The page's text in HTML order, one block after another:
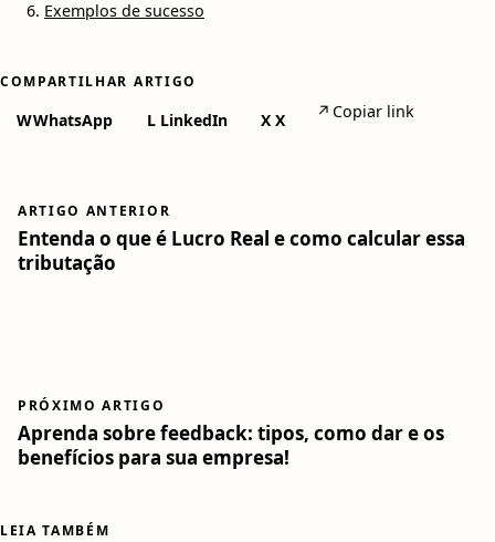
Exemplos de sucesso
COMPARTILHAR ARTIGO
WWhatsApp L LinkedIn X X ↗ Copiar link
ARTIGO ANTERIOR
Entenda o que é Lucro Real e como calcular essa
tributação
PRÓXIMO ARTIGO
Aprenda sobre feedback: tipos, como dar e os
benefícios para sua empresa!
LEIA TAMBÉM